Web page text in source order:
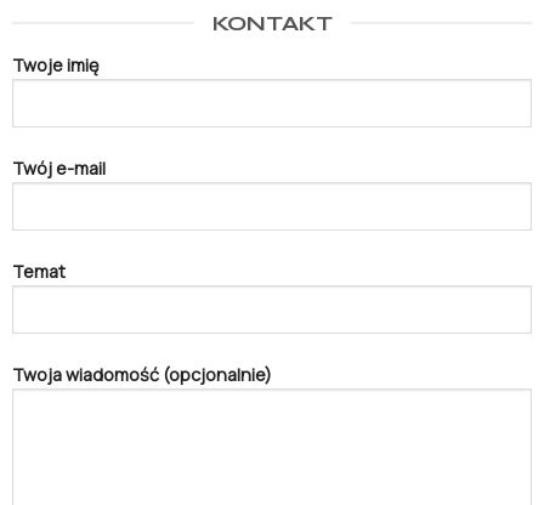
KONTAKT
Twoje imię
Twój e-mail
Temat
Twoja wiadomość (opcjonalnie)